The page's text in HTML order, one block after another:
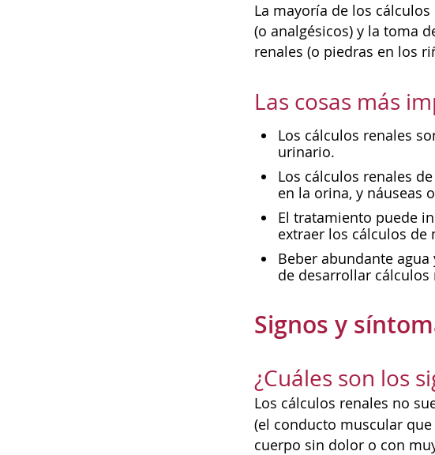
La mayoría de los
(o analgésicos) y la toma
renales (o piedras en los
Las cosas más
Los cálculos renales
urinario.
Los cálculos renales
en la orina, y náuseas
El tratamiento puede
extraer los cálculos de
Beber abundante
de desarrollar cálculos
Signos y
¿Cuáles son los
Los cálculos renales no
(el conducto muscular
cuerpo sin dolor o con